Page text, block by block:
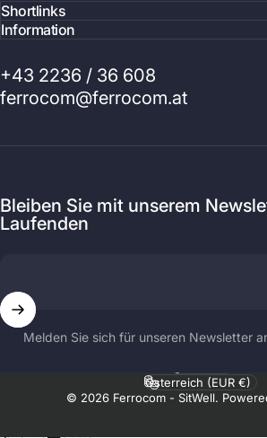
Shortlinks
Information
+43 2236 / 36 608
ferrocom@ferrocom.at
Bleiben Sie mit unserem
Laufenden
Melden Sie sich für unseren Newsletter
© 2026 Ferrocom - SitWell.
Sprache
Land/Region